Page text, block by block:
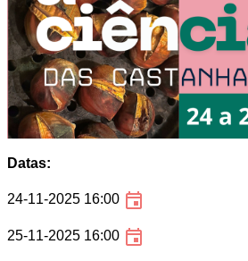
Datas:
24-11-2025 16:00
25-11-2025 16:00